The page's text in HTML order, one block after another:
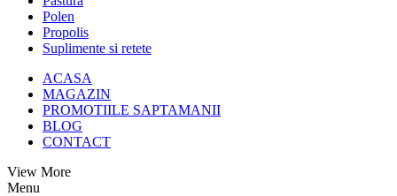
Polen
Propolis
Suplimente si retete
ACASA
MAGAZIN
PROMOTIILE SAPTAMANII
BLOG
CONTACT
View More
Menu